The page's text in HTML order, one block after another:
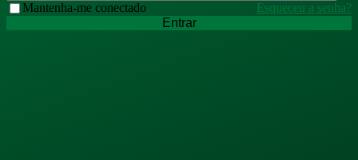
Mantenha-me conectado
Esqueceu a senha?
Entrar